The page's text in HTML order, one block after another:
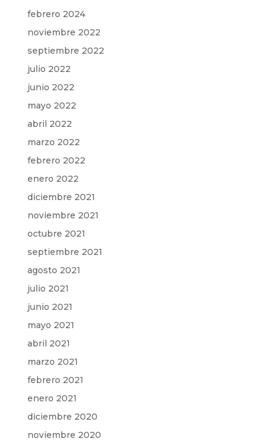
febrero 2024
noviembre 2022
septiembre 2022
julio 2022
junio 2022
mayo 2022
abril 2022
marzo 2022
febrero 2022
enero 2022
diciembre 2021
noviembre 2021
octubre 2021
septiembre 2021
agosto 2021
julio 2021
junio 2021
mayo 2021
abril 2021
marzo 2021
febrero 2021
enero 2021
diciembre 2020
noviembre 2020